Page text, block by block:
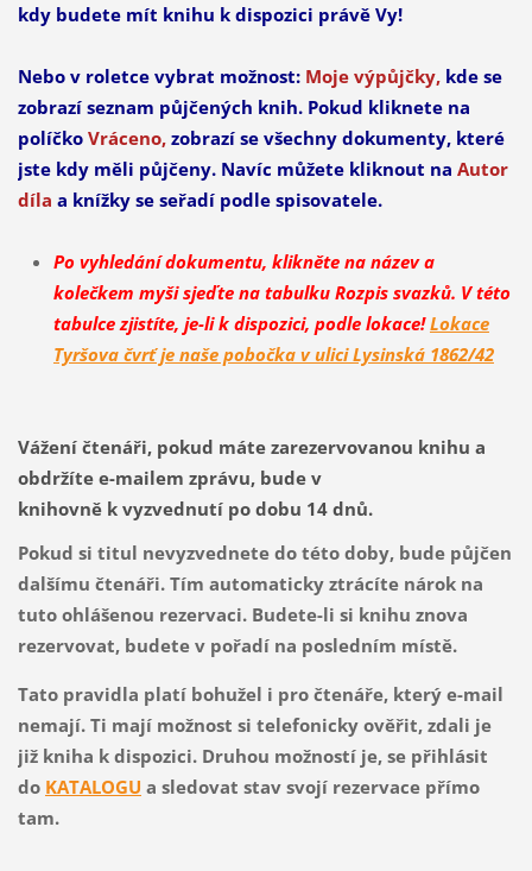
kdy budete mít knihu k dispozici právě Vy!
Nebo v roletce vybrat možnost: Moje výpůjčky, kde se
zobrazí seznam půjčených knih. Pokud kliknete na
políčko Vráceno, zobrazí se všechny dokumenty, které
jste kdy měli půjčeny. Navíc můžete kliknout na Autor
díla a knížky se seřadí podle spisovatele.
Po vyhledání dokumentu, klikněte na název a
kolečkem myši sjeďte na tabulku Rozpis svazků. V této
tabulce zjistíte, je-li k dispozici, podle lokace! Lokace
Tyršova čvrť je naše pobočka v ulici Lysinská 1862/42
Vážení čtenáři, pokud máte zarezervovanou knihu a
obdržíte e-mailem zprávu, bude v
knihovně k vyzvednutí po dobu 14 dnů.
Pokud si titul nevyzvednete do této doby, bude půjčen
dalšímu čtenáři. Tím automaticky ztrácíte nárok na
tuto ohlášenou rezervaci. Budete-li si knihu znova
rezervovat, budete v pořadí na posledním místě.
Tato pravidla platí bohužel i pro čtenáře, který e-mail
nemají. Ti mají možnost si telefonicky ověřit, zdali je
již kniha k dispozici. Druhou možností je, se přihlásit
do KATALOGU a sledovat stav svojí rezervace přímo
tam.